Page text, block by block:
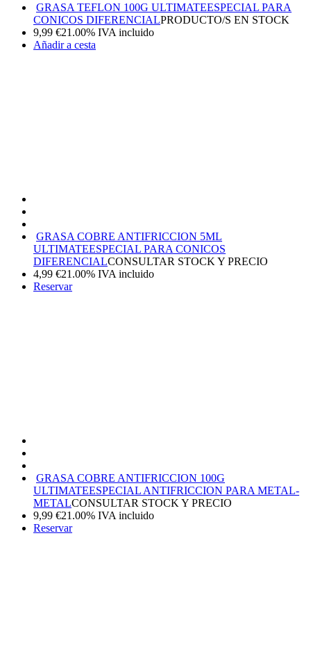
GRASA TEFLON 100G ULTIMATEESPECIAL PARA
CONICOS DIFERENCIALPRODUCTO/S EN STOCK
9,99 €21.00% IVA incluido
Añadir a cesta
GRASA COBRE ANTIFRICCION 5ML
ULTIMATEESPECIAL PARA CONICOS
DIFERENCIALCONSULTAR STOCK Y PRECIO
4,99 €21.00% IVA incluido
Reservar
GRASA COBRE ANTIFRICCION 100G
ULTIMATEESPECIAL ANTIFRICCION PARA METAL-
METALCONSULTAR STOCK Y PRECIO
9,99 €21.00% IVA incluido
Reservar